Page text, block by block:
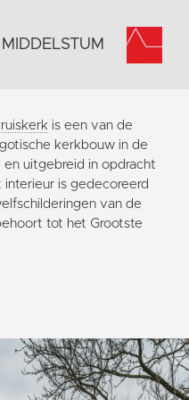
is een van de
kerkbouw in de
uitgebreid in opdracht
interieur is gedecoreerd
van de
tot het Grootste